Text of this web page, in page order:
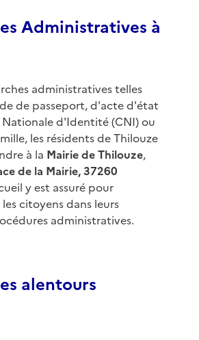
Administratives à
administratives telles
de passeport, d'acte d'état
d'Identité (CNI) ou
les résidents de Thilouze
à la Mairie de Thilouze,
de la Mairie, 37260
y est assuré pour
citoyens dans leurs
administratives.
alentours